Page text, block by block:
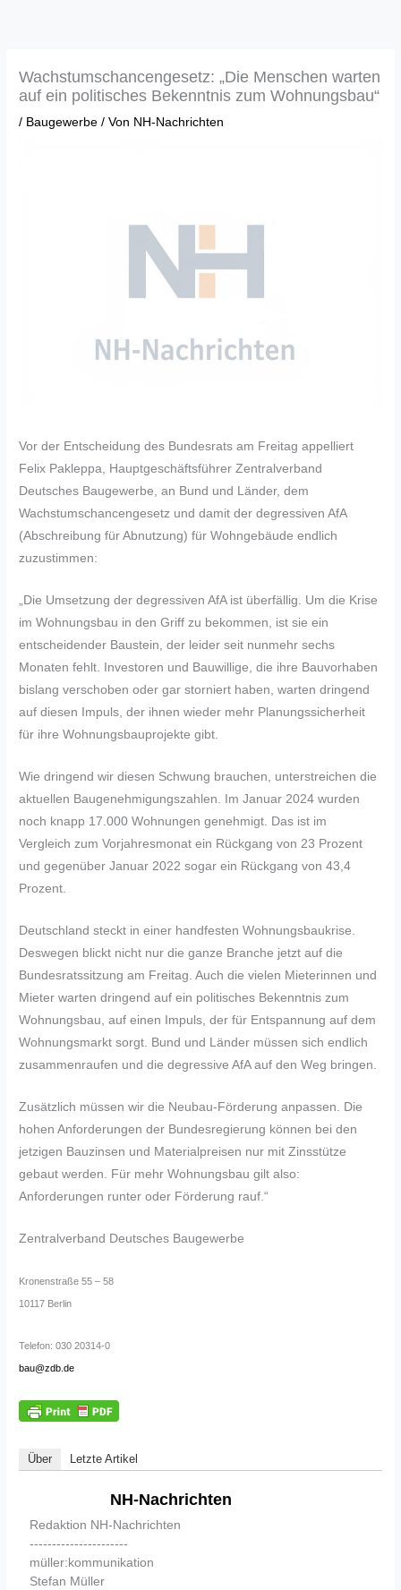
Wachstumschancengesetz: „Die Menschen warten
auf ein politisches Bekenntnis zum Wohnungsbau“
/ Baugewerbe / Von NH-Nachrichten
Vor der Entscheidung des Bundesrats am Freitag appelliert
Felix Pakleppa, Hauptgeschäftsführer Zentralverband
Deutsches Baugewerbe, an Bund und Länder, dem
Wachstumschancengesetz und damit der degressiven AfA
(Abschreibung für Abnutzung) für Wohngebäude endlich
zuzustimmen:
„Die Umsetzung der degressiven AfA ist überfällig. Um die Krise
im Wohnungsbau in den Griff zu bekommen, ist sie ein
entscheidender Baustein, der leider seit nunmehr sechs
Monaten fehlt. Investoren und Bauwillige, die ihre Bauvorhaben
bislang verschoben oder gar storniert haben, warten dringend
auf diesen Impuls, der ihnen wieder mehr Planungssicherheit
für ihre Wohnungsbauprojekte gibt.
Wie dringend wir diesen Schwung brauchen, unterstreichen die
aktuellen Baugenehmigungszahlen. Im Januar 2024 wurden
noch knapp 17.000 Wohnungen genehmigt. Das ist im
Vergleich zum Vorjahresmonat ein Rückgang von 23 Prozent
und gegenüber Januar 2022 sogar ein Rückgang von 43,4
Prozent.
Deutschland steckt in einer handfesten Wohnungsbaukrise.
Deswegen blickt nicht nur die ganze Branche jetzt auf die
Bundesratssitzung am Freitag. Auch die vielen Mieterinnen und
Mieter warten dringend auf ein politisches Bekenntnis zum
Wohnungsbau, auf einen Impuls, der für Entspannung auf dem
Wohnungsmarkt sorgt. Bund und Länder müssen sich endlich
zusammenraufen und die degressive AfA auf den Weg bringen.
Zusätzlich müssen wir die Neubau-Förderung anpassen. Die
hohen Anforderungen der Bundesregierung können bei den
jetzigen Bauzinsen und Materialpreisen nur mit Zinsstütze
gebaut werden. Für mehr Wohnungsbau gilt also:
Anforderungen runter oder Förderung rauf.“
Zentralverband Deutsches Baugewerbe
Kronenstraße 55 – 58
10117 Berlin
Telefon: 030 20314-0
bau@zdb.de
Über Letzte Artikel
NH-Nachrichten
Redaktion NH-Nachrichten
----------------------
müller:kommunikation
Stefan Müller